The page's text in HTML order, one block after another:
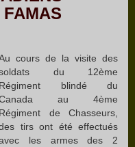
cours de la visite des
du 12ème
Régiment blindé du
au 4ème
Régiment de Chasseurs,
tirs ont été effectués
les armes des 2